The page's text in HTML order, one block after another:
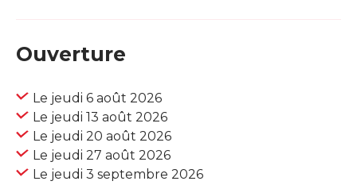
Ouverture
Le jeudi 6 août 2026
Le jeudi 13 août 2026
Le jeudi 20 août 2026
Le jeudi 27 août 2026
Le jeudi 3 septembre 2026